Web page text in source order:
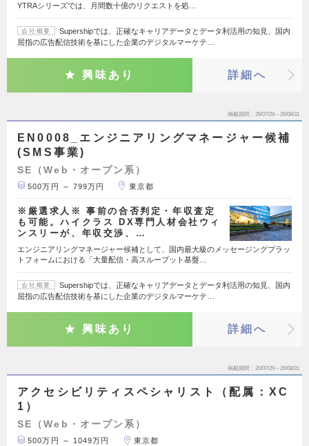
YTRAシリーズでは、月間数十億のリクエストを処…
会社概要
Supershipでは、正確なキャリアデータとデータ利活用の知見、国内
屈指の広告配信技術を基にした企業のデジタルマーケテ…
興味あり 詳細へ
掲載期間 26/07/29～26/08/31
EN0008_エンジニアリングマネージャー候補
(SMS事業)
SE（Web・オープン系）
500万円 ～ 799万円 東京都
※厳選求人※ 事前の合否判定・年収査定
も可能。ハイクラス DX専門人材会社ウィ
ンスリーが、年収交渉、…
エンジニアリングマネージャー候補として、国内最大級のメッセージングプラッ
トフォームにおける「大量配信・高スループット基盤…
会社概要
Supershipでは、正確なキャリアデータとデータ利活用の知見、国内
屈指の広告配信技術を基にした企業のデジタルマーケテ…
興味あり 詳細へ
掲載期間 26/07/29～26/08/31
アクセシビリティスペシャリスト（配属：XC
1）
SE（Web・オープン系）
500万円 ～ 1049万円 東京都